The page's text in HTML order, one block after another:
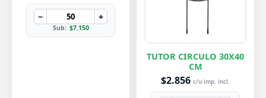
− +
Sub: $7.150
TUTOR CIRCULO 30X40
CM
$2.856 c/u imp. incl.